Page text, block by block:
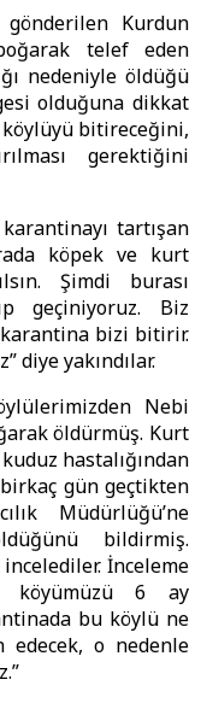
gönderilen Kurdun
telef eden
nedeniyle öldüğü
olduğuna dikkat
köylüyü bitireceğini,
gerektiğini
tartışan
köpek ve kurt
Şimdi burası
geçiniyoruz. Biz
karantina bizi bitirir.
diye yakındılar.
Nebi
öldürmüş. Kurt
hastalığından
gün geçtikten
Müdürlüğü’ne
bildirmiş.
İnceleme
köyümüzü 6 ay
bu köylü ne
edecek, o nedenle